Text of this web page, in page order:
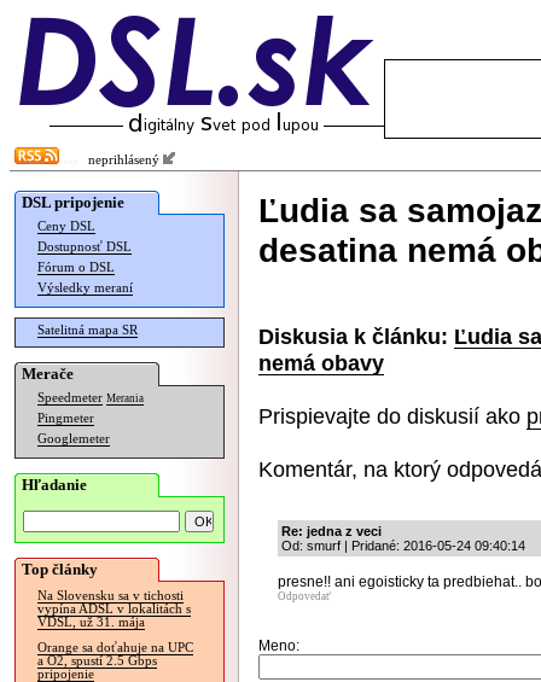
neprihlásený
DSL pripojenie
Ceny DSL
Dostupnosť DSL
Fórum o DSL
Výsledky meraní
Satelitná mapa SR
Merače
Speedmeter Merania
Pingmeter
Googlemeter
Hľadanie
Top články
Na Slovensku sa v tichosti
vypína ADSL v lokalitách s
VDSL, už 31. mája
Orange sa doťahuje na UPC
a O2, spustí 2.5 Gbps
pripojenie
Ľudia sa
desatina nemá
Diskusia k článku: Ľudia
nemá obavy
Prispievajte do diskusií ako
Komentár, na ktorý
Re: jedna z veci
Od: smurf | Pridané: 2016-05-24 09:40:14
presne!! ani egoisticky ta predbiehat..
Odpovedať
Meno: